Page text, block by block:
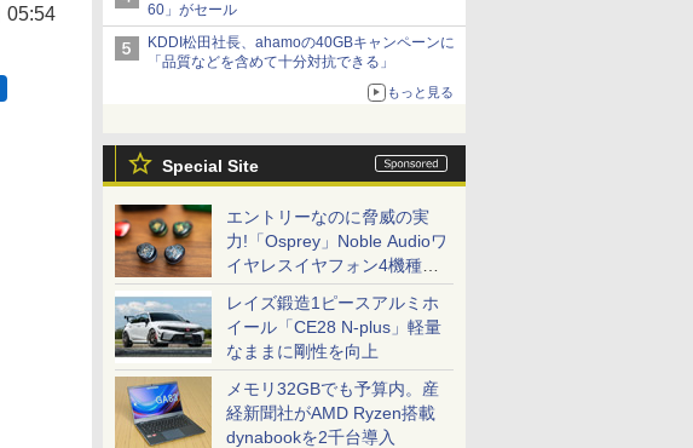
60」がセール
KDDI松田社長、ahamoの40GBキャンペーンに
「品質などを含めて十分対抗できる」
もっと見る
Special Site
エントリーなのに脅威の実
力!「Osprey」Noble Audioワ
イヤレスイヤフォン4機種を
一気に聴く
レイズ鍛造1ピースアルミホ
イール「CE28 N-plus」軽量
なままに剛性を向上
メモリ32GBでも予算内。産
経新聞社がAMD Ryzen搭載
dynabookを2千台導入
05:54